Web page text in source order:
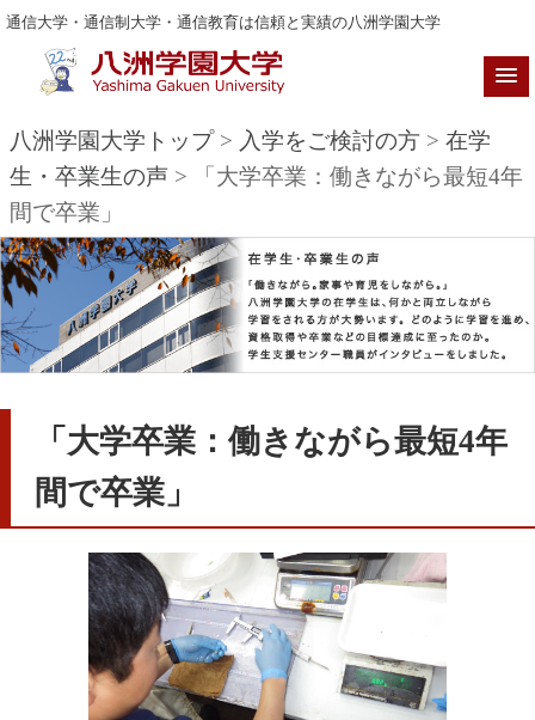
通信大学・通信制大学・通信教育は信頼と実績の八洲学園大学
八洲学園大学トップ> 入学をご検討の方 > 在学
生・卒業生の声 > 「大学卒業：働きながら最短4年
間で卒業」
「大学卒業：働きながら最短4年
間で卒業」